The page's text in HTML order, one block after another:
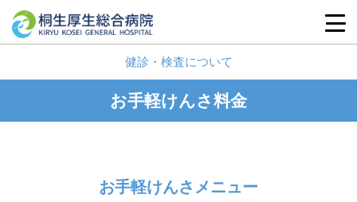
健診・検査について
お手軽けんさ料金
お手軽けんさメニュー